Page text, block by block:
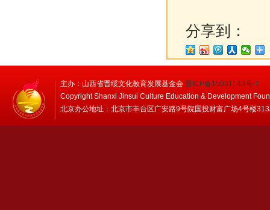
分享到：
主办：山西省晋绥文化教育发展基金会 晋ICP备15001143号-1
Copyright Shanxi Jinsui Culture Education & Development
北京办公地址：北京市丰台区广安路9号院国投财富广场4号楼